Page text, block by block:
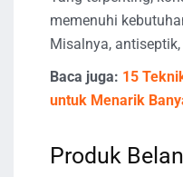
memenuhi
Misalnya,
Baca juga: 15
untuk Menarik
Produk